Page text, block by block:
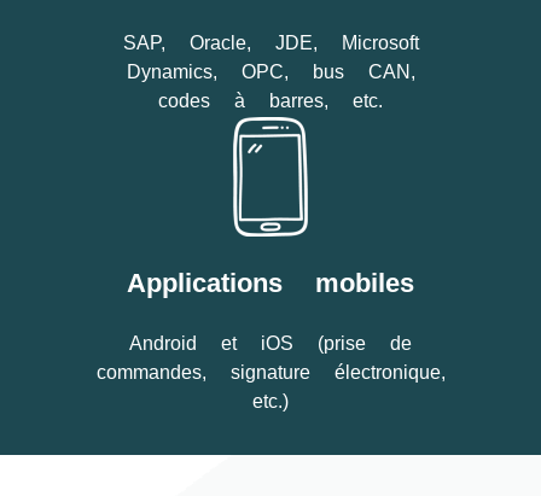
SAP, Oracle, JDE, Microsoft
Dynamics, OPC, bus CAN,
codes à barres, etc.
Applications mobiles
Android et iOS (prise de
commandes, signature électronique,
etc.)